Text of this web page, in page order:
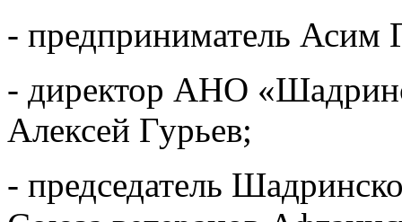
- предприниматель Асим
- директор АНО
Алексей Гурьев;
- председатель